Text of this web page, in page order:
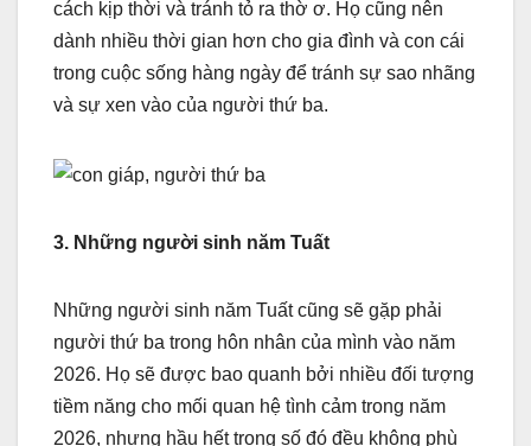
cách kịp thời và tránh tỏ ra thờ ơ. Họ cũng nên
dành nhiều thời gian hơn cho gia đình và con cái
trong cuộc sống hàng ngày để tránh sự sao nhãng
và sự xen vào của người thứ ba.
3. Những người sinh năm Tuất
Những người sinh năm Tuất cũng sẽ gặp phải
người thứ ba trong hôn nhân của mình vào năm
2026. Họ sẽ được bao quanh bởi nhiều đối tượng
tiềm năng cho mối quan hệ tình cảm trong năm
2026, nhưng hầu hết trong số đó đều không phù